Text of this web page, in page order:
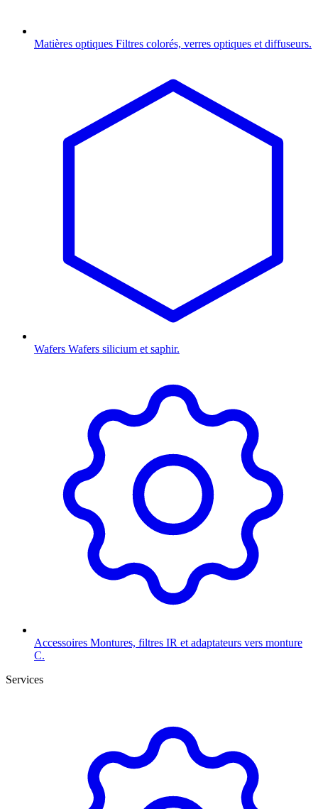
Matières optiques Filtres colorés, verres optiques et diffuseurs.
Wafers Wafers silicium et saphir.
Accessoires Montures, filtres IR et adaptateurs vers monture
C.
Services